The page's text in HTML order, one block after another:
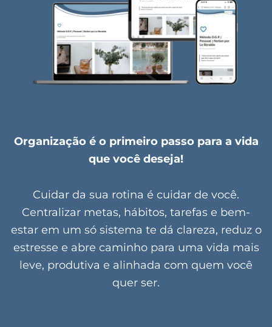
Organização é o primeiro passo para a vida
que você deseja!
Cuidar da sua rotina é cuidar de você.
Centralizar metas, hábitos, tarefas e bem-
estar em um só sistema te dá clareza, reduz o
estresse e abre caminho para uma vida mais
leve, produtiva e alinhada com quem você
quer ser.